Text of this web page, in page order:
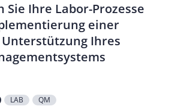
Ihre Labor-Prozesse
einer
Ihres
LAB QM